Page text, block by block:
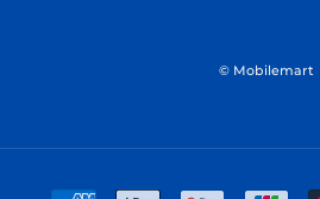
© Mobilemart